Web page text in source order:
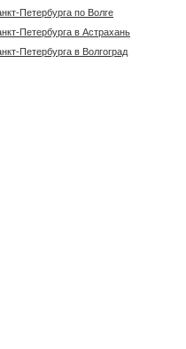
Петербурга по Волге
Петербурга в Астрахань
Петербурга в Волгоград